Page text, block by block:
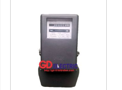
CHI TIẾT